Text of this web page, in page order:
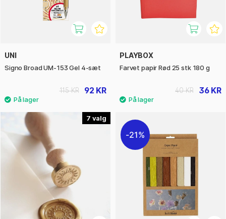
UNI
Signo Broad UM-153 Gel 4-sæt
92 KR
115 KR
PLAYBOX
Farvet papir Rød 25 stk 180 g
36 KR
40 KR
7
21%